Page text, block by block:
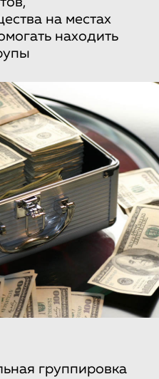
на местах
находить
группировка